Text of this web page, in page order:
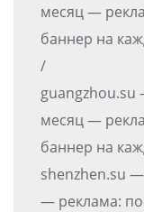
месяц —
баннер на
/
guangzhou.su
месяц —
баннер на
shenzhen.su
— реклама: